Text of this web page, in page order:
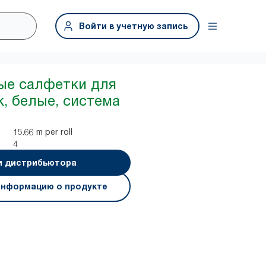
Войти в учетную запись
салфетки для
белые, система
15.66 m per roll
4
дистрибьютора
о продукте